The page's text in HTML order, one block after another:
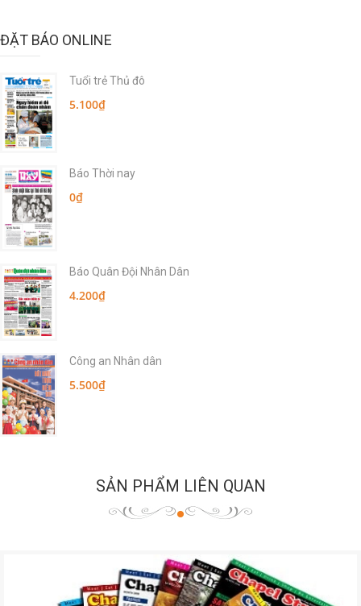
ĐẶT BÁO ONLINE
Tuổi trẻ Thủ đô
5.100₫
Báo Thời nay
0₫
Báo Quân Đội Nhân Dân
4.200₫
Công an Nhân dân
5.500₫
SẢN PHẨM LIÊN QUAN